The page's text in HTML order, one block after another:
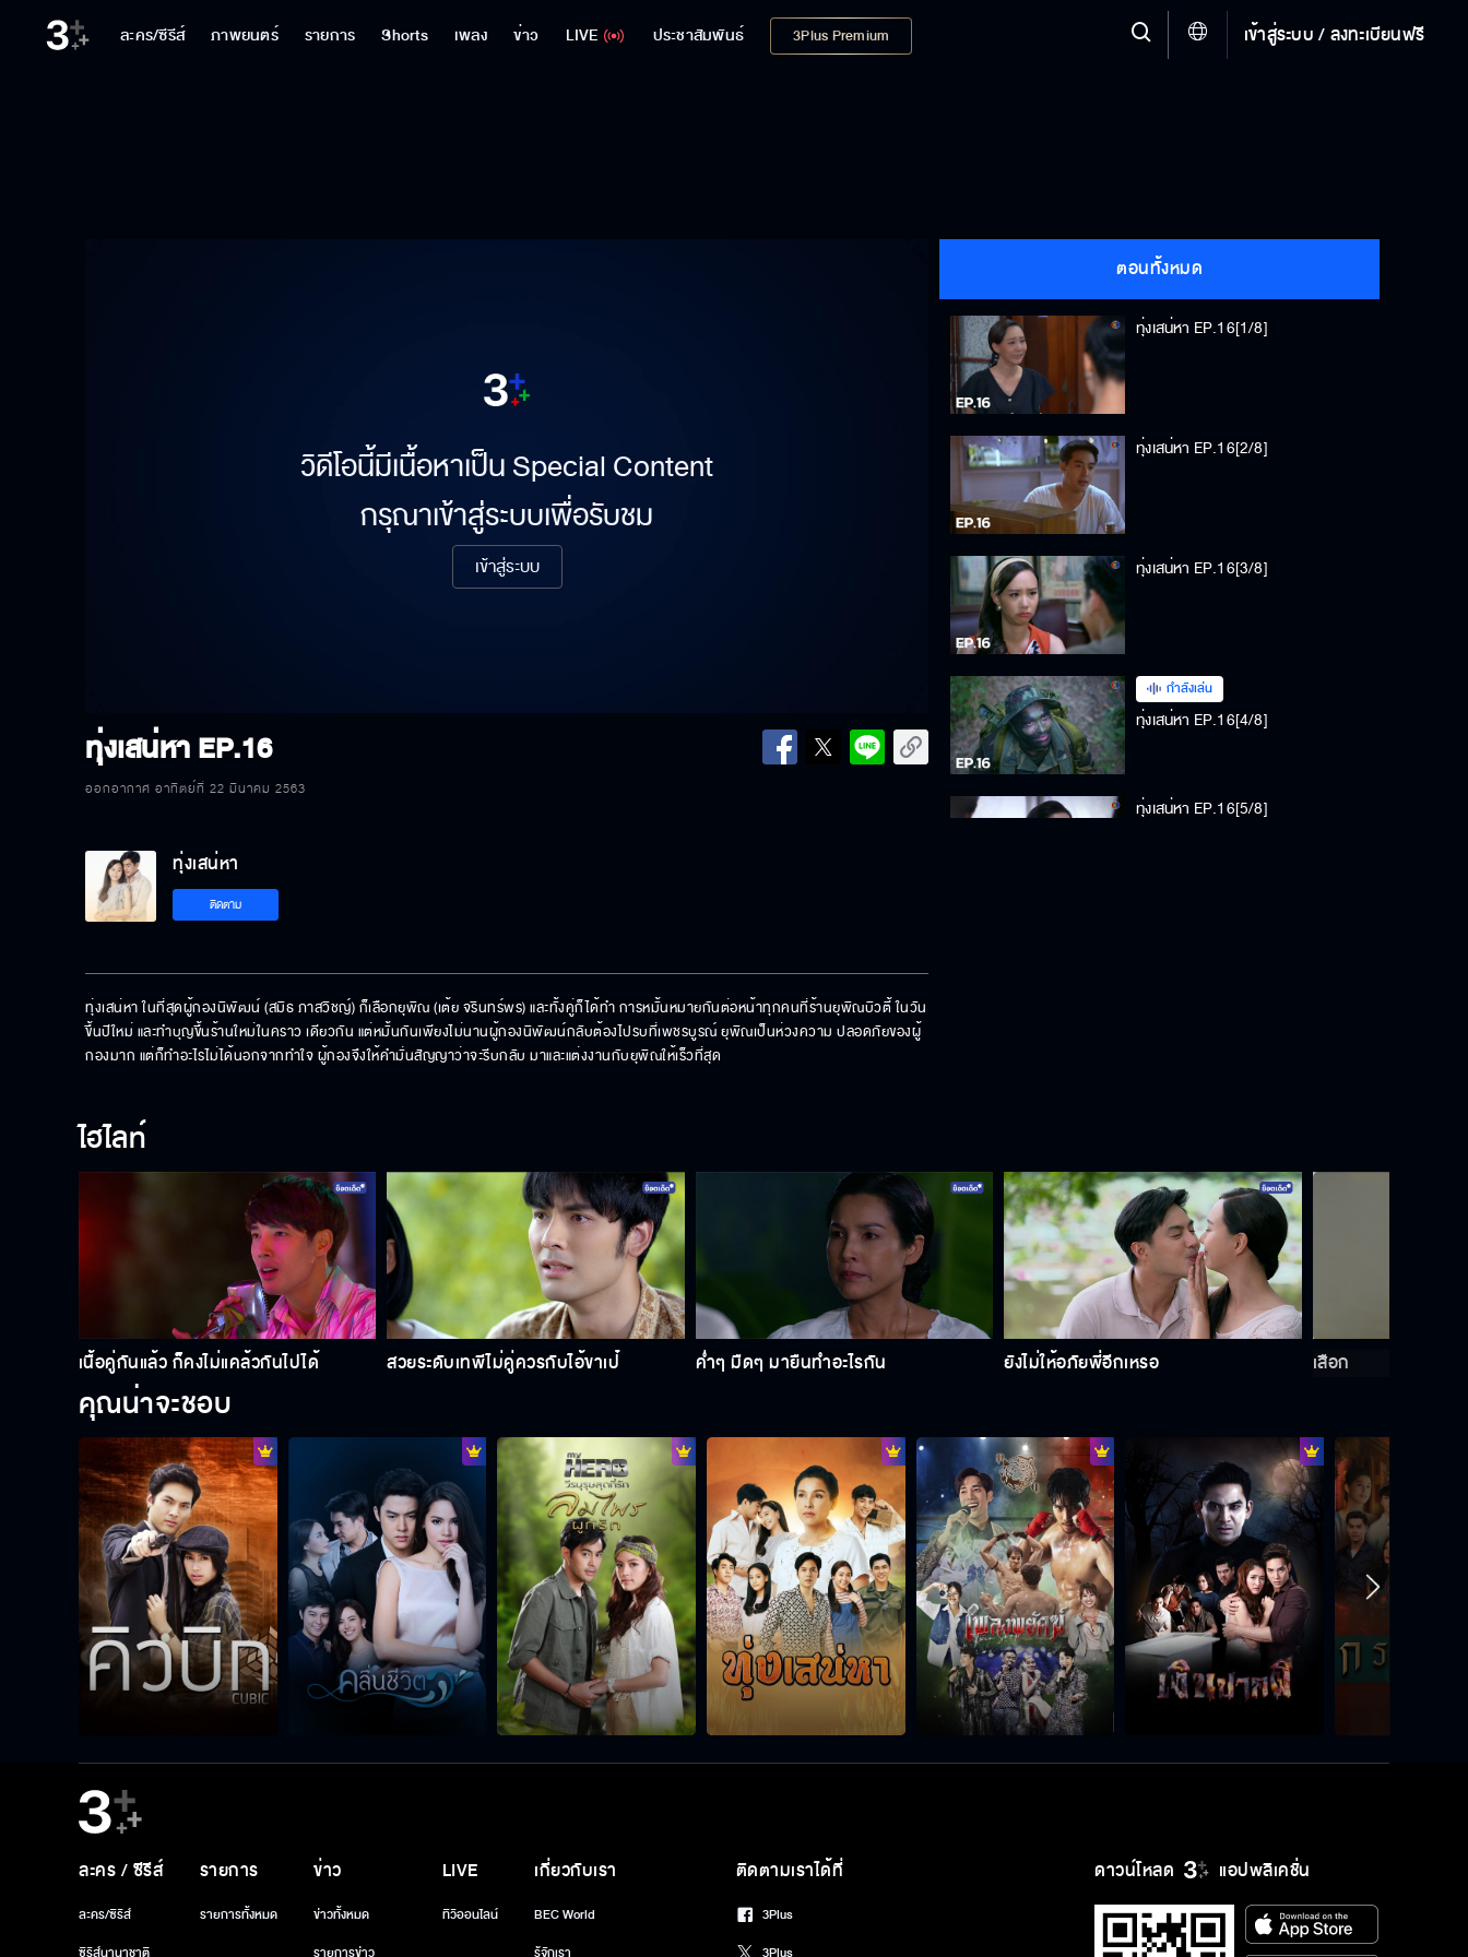
ละคร/ซีรีส์ ภาพยนตร์ รายการ Shorts เพลง ข่าว LIVE ประชาสัมพันธ์ 3Plus Premium เข้าสู่ระบบ / ลงทะเบียนฟรี
วิดีโอนี้มีเนื้อหาเป็น Special Content
กรุณาเข้าสู่ระบบเพื่อรับชม
เข้าสู่ระบบ
ทุ่งเสน่หาEP.16
ออกอากาศ อาทิตย์ที่ 22 มีนาคม 2563
ตอนทั้งหมด
ทุ่งเสน่หา EP.16[1/8]
ทุ่งเสน่หา EP.16[2/8]
ทุ่งเสน่หา EP.16[3/8]
กำลังเล่น
ทุ่งเสน่หา EP.16[4/8]
ทุ่งเสน่หา EP.16[5/8]
ทุ่งเสน่หา EP.16[8/8]
ทุ่งเสน่หา
ติดตาม
ทุ่งเสน่หา ในที่สุดผู้กองนิพัฒน์ (สมิธ ภาสวิชญ์) ก็เลือกยุพิณ (เต้ย จรินทร์พร) และทั้งคู่ก็ได้ทำ การหมั้นหมายกันต่อหน้าทุกคนที่ร้านยุพิณบิวตี้ ในวัน
ขึ้นปีใหม่ และทำบุญขึ้นร้านใหม่ในคราว เดียวกัน แต่หมั้นกันเพียงไม่นานผู้กองนิพัฒน์กลับต้องไปรบที่เพชรบูรณ์ ยุพิณเป็นห่วงความ ปลอดภัยของผู้
กองมาก แต่ก็ทำอะไรไม่ได้นอกจากทำใจ ผู้กองจึงให้คำมั่นสัญญาว่าจะรีบกลับ มาและแต่งงานกับยุพิณให้เร็วที่สุด
ไฮไลท์
เนื้อคู่กันแล้ว ก็คงไม่แคล้วกันไปได้ สวยระดับเทพีไม่คู่ควรกับไอ้ขาเป๋ ค่ำๆ มืดๆ มายืนทำอะไรกัน ยังไม่ให้อภัยพี่อีกเหรอ เสือก
คุณน่าจะชอบ
ดาวน์โหลด แอปพลิเคชั่น
ละคร / ซีรีส์
ละคร/ซีรีส์
รายการ
รายการทั้งหมด
ข่าว
ข่าวทั้งหมด
LIVE
ทีวีออนไลน์
เกี่ยวกับเรา
BEC World
ติดตามเราได้ที่
3Plus